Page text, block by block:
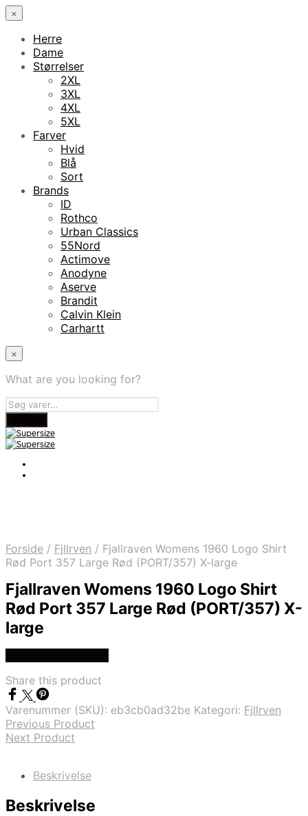
×
Herre
Dame
Størrelser
2XL
3XL
4XL
5XL
Farver
Hvid
Blå
Sort
Brands
ID
Rothco
Urban Classics
55Nord
Actimove
Anodyne
Aserve
Brandit
Calvin Klein
Carhartt
×
What are you looking for?
Forside / Fjllrven / Fjallraven Womens 1960 Logo Shirt
Rød Port 357 Large Rød (PORT/357) X-large
Fjallraven Womens 1960 Logo Shirt
Rød Port 357 Large Rød (PORT/357) X-
large
Share this product
Varenummer (SKU): eb3cb0ad32be Kategori: Fjllrven
Previous Product
Next Product
Beskrivelse
Beskrivelse